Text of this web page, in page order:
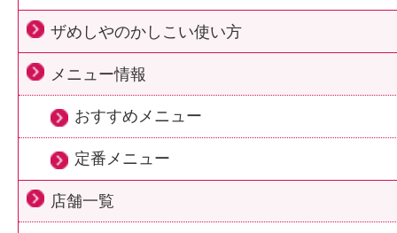
ザめしやのかしこい使い方
メニュー情報
おすすめメニュー
定番メニュー
店舗一覧